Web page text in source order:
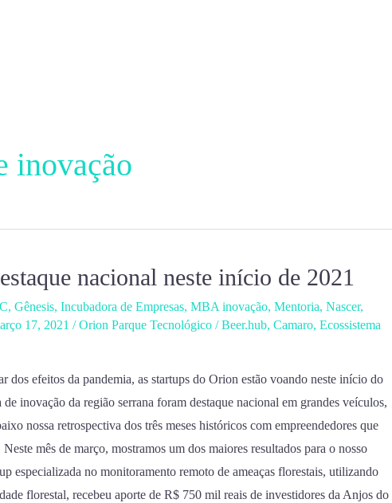
inovação
nacional neste início de 2021
, Gênesis, Incubadora de Empresas, MBA inovação, Mentoria, Nascer,
17, 2021 /Orion Parque Tecnológico /Beer.hub, Camaro, Ecossistema
efeitos da pandemia, as startups do Orion estão voando neste início do
inovação da região serrana foram destaque nacional em grandes veículos,
nossa retrospectiva dos três meses históricos com empreendedores que
mês de março, mostramos um dos maiores resultados para o nosso
especializada no monitoramento remoto de ameaças florestais, utilizando
florestal, recebeu aporte de R$ 750 mil reais de investidores da Anjos do